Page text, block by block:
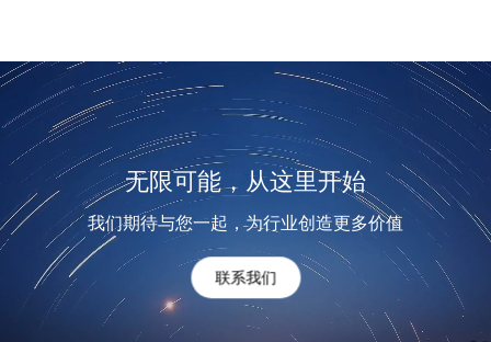
无限可能，从这里开始
我们期待与您一起，为行业创造更多价值
联系我们